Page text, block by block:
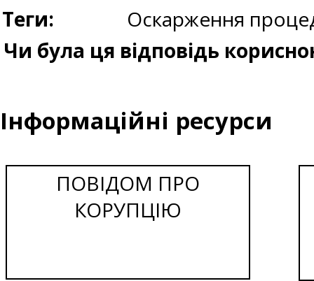
Теги:
Оскарження
Чи була ця відповідь
Інформаційні ресурси
ПОВІДОМ ПРО
КОРУПЦІЮ